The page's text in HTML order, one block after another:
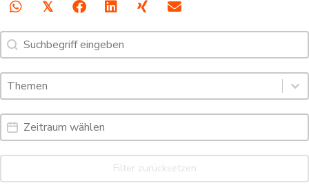
𝕏
Suche
Search content
Schlagworte: Trading News & Webinare
Select content
Select content
Date Range
Date
Filter zurücksetzen